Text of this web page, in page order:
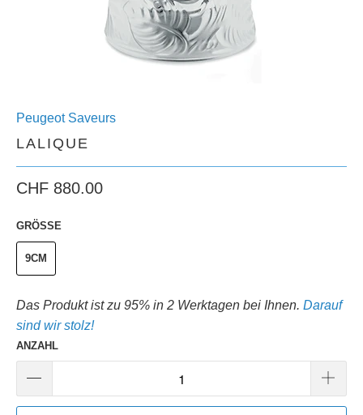
Peugeot Saveurs
LALIQUE
CHF 880.00
GRÖSSE
9CM
Das Produkt ist zu 95% in 2 Werktagen bei Ihnen. Darauf
sind wir stolz!
ANZAHL